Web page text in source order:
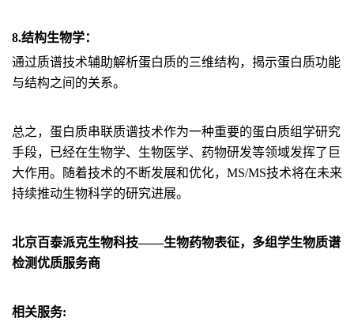
8.结构生物学：
通过质谱技术辅助解析蛋白质的三维结构，揭示蛋白质功能
与结构之间的关系。
总之，蛋白质串联质谱技术作为一种重要的蛋白质组学研究
手段，已经在生物学、生物医学、药物研发等领域发挥了巨
大作用。随着技术的不断发展和优化，MS/MS技术将在未来
持续推动生物科学的研究进展。
北京百泰派克生物科技——生物药物表征，多组学生物质谱
检测优质服务商
相关服务: